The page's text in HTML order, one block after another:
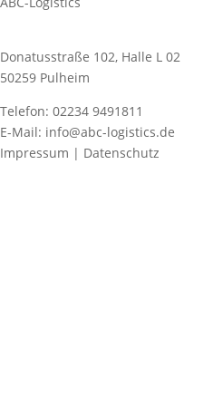
Donatusstraße 102, Halle L 02
50259 Pulheim
Telefon: 02234 9491811
E-Mail: info@abc-logistics.de
Impressum | Datenschutz